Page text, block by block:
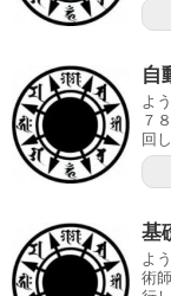
自
よ
７
回
基
よ
術